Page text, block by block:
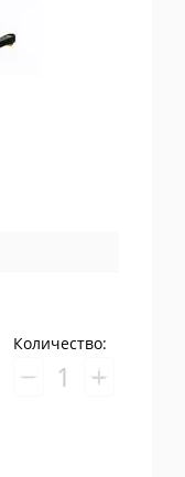
Количество:
− +